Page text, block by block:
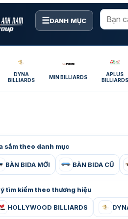
☰DANH MỤC
DYNA
BILLIARDS
MIN BILLIARDS
APLUS
BILLIARDS
sắm theo danh mục
BÀN BIDA MỚI BÀN BIDA CŨ
ý tìm kiếm theo thương hiệu
HOLLYWOOD BILLIARDS